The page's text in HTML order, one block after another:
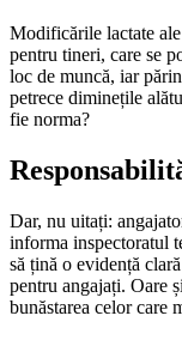
Modificările lactate
pentru tineri, care se
loc de muncă, iar
petrece diminețile
fie norma?
Dar, nu uitați:
informa inspectoratul
să țină o evidență
pentru angajați. Oare
bunăstarea celor care